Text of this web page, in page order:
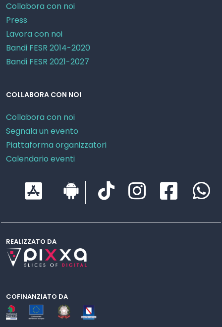
Collabora con noi
Press
Lavora con noi
Bandi FESR 2014-2020
Bandi FESR 2021-2027
COLLABORA CON NOI
Collabora con noi
Segnala un evento
Piattaforma organizzatori
Calendario eventi
REALIZZATO DA
COFINANZIATO DA